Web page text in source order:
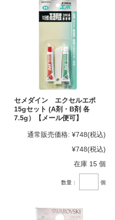
セメダイン エクセルエポ
15gセット (A剤・B剤 各
7.5g）【メール便可】
通常販売価格: ¥748(税込)
¥748(税込)
在庫 15 個
数量： 個